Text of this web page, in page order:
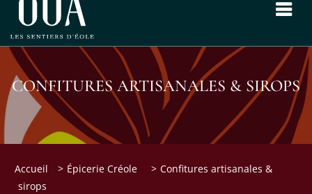
CONFITURES ARTISANALES & SIROPS
Accueil > Épicerie Créole > Confitures artisanales &
sirops